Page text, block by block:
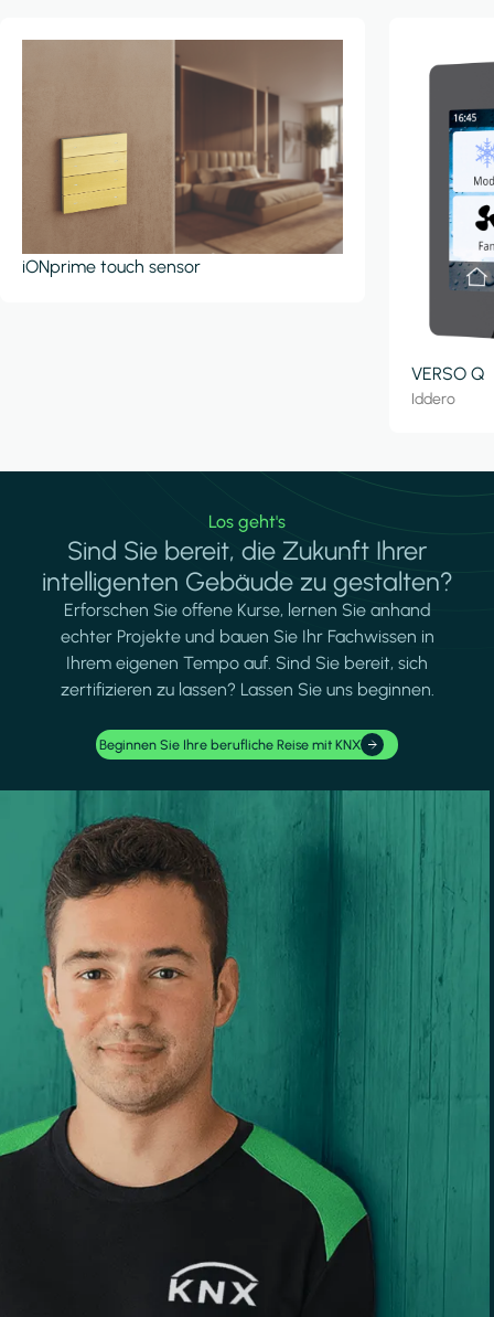
iONprime touch sensor
VERSO Q
Iddero
Los geht's
Sind Sie bereit, die Zukunft Ihrer
intelligenten Gebäude zu gestalten?
Erforschen Sie offene Kurse, lernen Sie anhand
echter Projekte und bauen Sie Ihr Fachwissen in
Ihrem eigenen Tempo auf. Sind Sie bereit, sich
zertifizieren zu lassen? Lassen Sie uns beginnen.
Beginnen Sie Ihre berufliche Reise mit KNX